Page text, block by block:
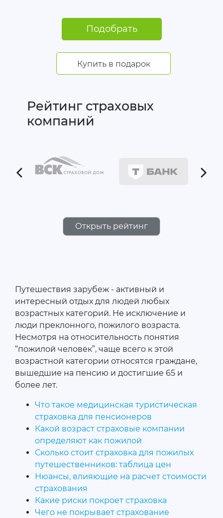
Подобрать
Купить в подарок
Рейтинг страховых
компаний
Открыть рейтинг
Путешествия зарубеж - активный и
интересный отдых для людей любых
возрастных категорий. Не исключение и
люди преклонного, пожилого возраста.
Несмотря на относительность понятия
“пожилой человек”, чаще всего к этой
возрастной категории относятся граждане,
вышедшие на пенсию и достигшие 65 и
более лет.
Что такое медицинская туристическая
страховка для пенсионеров
Какой возраст страховые компании
определяют как пожилой
Сколько стоит страховка для пожилых
путешественников: таблица цен
Нюансы, влияющие на расчет стоимости
страхования
Какие риски покроет страховка
Чего не покрывает страхование